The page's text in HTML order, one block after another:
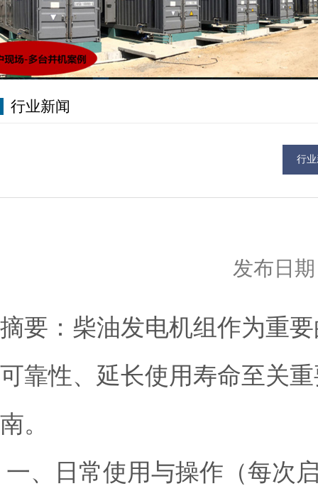
行业新闻
行
发布日
摘要：柴油发电机组作为重
可靠性、延长使用寿命至关
南。
一、日常使用与操作（每次